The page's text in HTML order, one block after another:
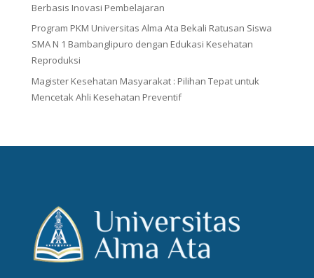
Berbasis Inovasi Pembelajaran
Program PKM Universitas Alma Ata Bekali Ratusan Siswa
SMA N 1 Bambanglipuro dengan Edukasi Kesehatan
Reproduksi
Magister Kesehatan Masyarakat : Pilihan Tepat untuk
Mencetak Ahli Kesehatan Preventif